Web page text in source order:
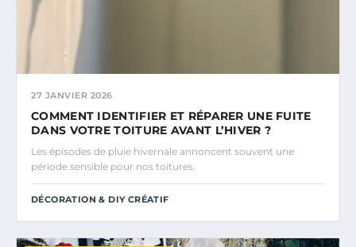
27 JANVIER 2026
COMMENT IDENTIFIER ET RÉPARER UNE FUITE
DANS VOTRE TOITURE AVANT L’HIVER ?
Les épisodes de pluie hivernale annoncent souvent une
période sensible pour nos toitures.
DÉCORATION & DIY CRÉATIF